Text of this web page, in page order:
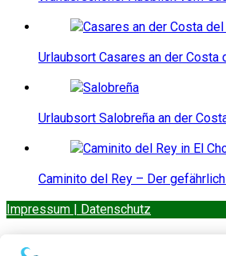
Urlaubsort Casares an der Costa
Urlaubsort Salobreña an der
Caminito del Rey – Der
Impressum | Datenschutz